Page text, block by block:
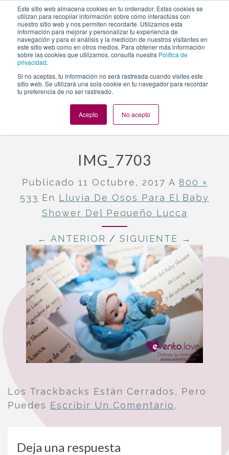
Este sitio web almacena cookies en tu ordenador. Estas cookies se
utilizan para recopilar información sobre cómo interactúas con
nuestro sitio web y nos permiten recordarte. Utilizamos esta
información para mejorar y personalizar tu experiencia de
navegación y para el análisis y la medición de nuestros visitantes en
este sitio web como en otros medios. Para obtener más información
sobre las cookies que utilizamos, consulta nuestra Política de
privacidad.
Si no aceptas, tu información no será rastreada cuando visites este
sitio web. Se utilizará una sola cookie en tu navegador para recordar
tu preferencia de no ser rastreado.
Acepto No acepto
https://www.evento.love/blog/lluvia-osos-baby-shower-del-
pequeno-lucca/img_7703/
Baby Shower»Lluvia de osos para el baby
shower del pequeño Lucca
IMG_7703
IMG_7703
Publicado 11 Octubre, 2017 A 800 ×
533 En Lluvia De Osos Para El Baby
Shower Del Pequeño Lucca
← ANTERIOR / SIGUIENTE →
Los Trackbacks Están Cerrados, Pero
Puedes Escribir Un Comentario.
Deja una respuesta